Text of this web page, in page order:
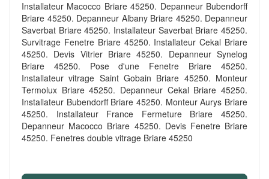
Installateur Macocco Briare 45250. Depanneur Bubendorff
Briare 45250. Depanneur Albany Briare 45250. Depanneur
Saverbat Briare 45250. Installateur Saverbat Briare 45250.
Survitrage Fenetre Briare 45250. Installateur Cekal Briare
45250. Devis Vitrier Briare 45250. Depanneur Synelog
Briare 45250. Pose d'une Fenetre Briare 45250.
Installateur vitrage Saint Gobain Briare 45250. Monteur
Termolux Briare 45250. Depanneur Cekal Briare 45250.
Installateur Bubendorff Briare 45250. Monteur Aurys Briare
45250. Installateur France Fermeture Briare 45250.
Depanneur Macocco Briare 45250. Devis Fenetre Briare
45250. Fenetres double vitrage Briare 45250